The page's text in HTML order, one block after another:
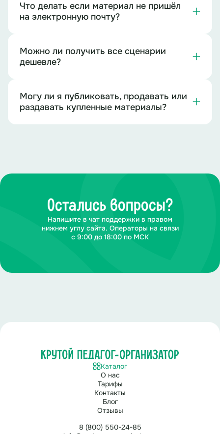
Что делать если материал не пришёл
на электронную почту?
Можно ли получить все сценарии
дешевле?
Могу ли я публиковать, продавать или
раздавать купленные материалы?
Остались вопросы?
Напишите в чат поддержки в правом
нижнем углу сайта. Операторы на связи
с 9:00 до 18:00 по МСК
Каталог
О нас
Тарифы
Контакты
Блог
Отзывы
8 (800) 550-24-85